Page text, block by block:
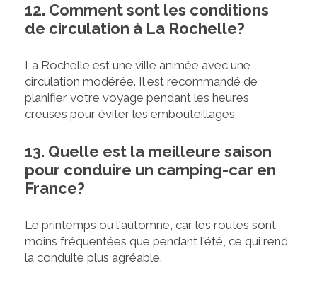
12. Comment sont les conditions
de circulation à La Rochelle?
La Rochelle est une ville animée avec une
circulation modérée. Il est recommandé de
planifier votre voyage pendant les heures
creuses pour éviter les embouteillages.
13. Quelle est la meilleure saison
pour conduire un camping-car en
France?
Le printemps ou l'automne, car les routes sont
moins fréquentées que pendant l'été, ce qui rend
la conduite plus agréable.